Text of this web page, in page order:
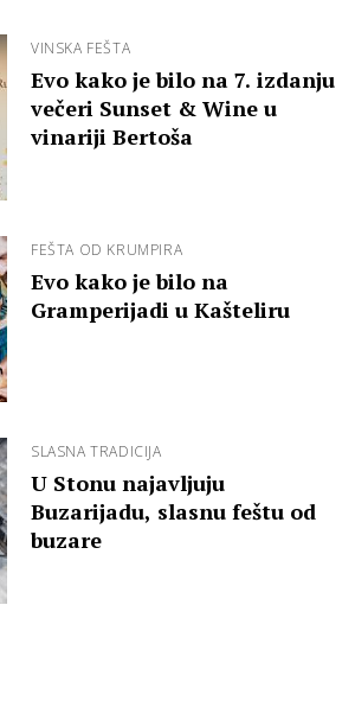
VINSKA FEŠTA
Evo kako je bilo na 7. izdanju
večeri Sunset & Wine u
vinariji Bertoša
FEŠTA OD KRUMPIRA
Evo kako je bilo na
Gramperijadi u Kašteliru
SLASNA TRADICIJA
U Stonu najavljuju
Buzarijadu, slasnu feštu od
buzare